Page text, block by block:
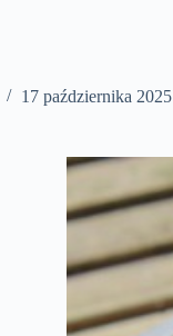
17 października 2025